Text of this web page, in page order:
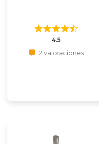
4.5
2 valoraciones